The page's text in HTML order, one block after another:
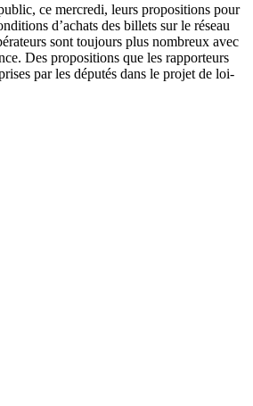
ce mercredi, leurs propositions pour
d’achats des billets sur le réseau
sont toujours plus nombreux avec
Des propositions que les rapporteurs
par les députés dans le projet de loi-